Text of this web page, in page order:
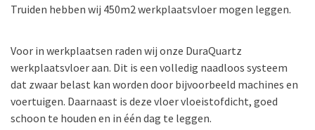
Truiden hebben wij 450m2 werkplaatsvloer mogen leggen.
Voor in werkplaatsen raden wij onze DuraQuartz
werkplaatsvloer aan. Dit is een volledig naadloos systeem
dat zwaar belast kan worden door bijvoorbeeld machines en
voertuigen. Daarnaast is deze vloer vloeistofdicht, goed
schoon te houden en in één dag te leggen.